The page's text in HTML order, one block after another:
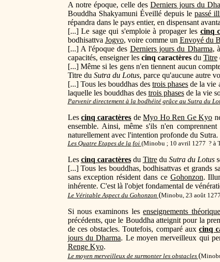
A notre époque, celle desDerniers jours du
Bouddha Shakyamuni Éveillé depuis le passé
répandra dans le pays entier, en dispensant
[...] Le sage qui s'emploie à propager les cinq
bodhisattva Jogyo, voire comme un Envoyé du
[...] A l'époque des Derniers jours du Dharma,
capacités, enseigner les cinq caractèresdu Titre
[...] Même si les gens n'en tiennent aucun
Titre du Sutra du Lotus, parce qu'aucune autre
[...] Tous les bouddhas des trois phases de la vie
laquelle les bouddhas des trois phasesde la vie
Parvenir directement à la bodhéité grâce au Sutra du
Les cinq caractères deMyo Ho Ren Ge Kyo
ensemble. Ainsi, même s'ils n'en
naturellement avec l'intention profonde du Sutra.
Les Quatre Etapes de la foi (Minobu ; 10 avril 1277 ? à
Les cinq caractèresdu Titredu Sutra du Lotus
[...] Tous les bouddhas, bodhisattvas et grands
sans exception résident dans ce Gohonzon.
inhérente. C'est là l'objet fondamental de
Le Véritable Aspect du Gohonzon (Minobu, 23 août
Si nous examinons lesenseignements théorique
précédents, que le Bouddha atteignit pour la
de ces obstacles. Toutefois, comparé aux cinq
jours du Dharma. Le moyen merveilleux qui
Renge Kyo.
Le moyen merveilleux de surmonter les obstacles (